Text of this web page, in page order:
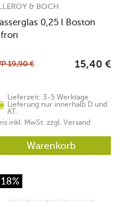
0,25 l Boston
& BOCH
Lieferzeit: 3-5 Werktage.
Lieferung nur innerhalb D und
AT.
19,90 € 15,40 €
inkl. MwSt. zzgl. Versand
Warenkorb